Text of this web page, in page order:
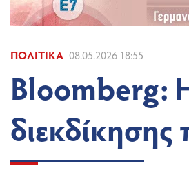
ΠΟΛΙΤΙΚΆ 08.05.2026 18:55
Bloomberg: